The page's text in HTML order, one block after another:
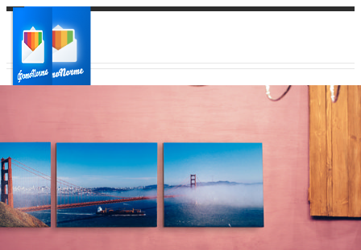
Ваш город:
Ваш регион доставки
Выберите из списка: